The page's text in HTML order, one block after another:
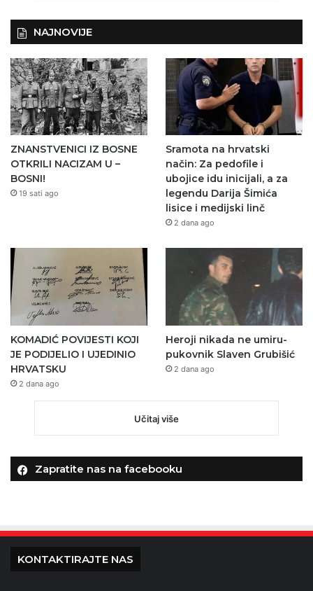
NAJNOVIJE
ZNANSTVENICI IZ BOSNE
OTKRILI NACIZAM U –
BOSNI!
19 sati ago
Sramota na hrvatski
način: Za pedofile i
ubojice idu inicijali, a za
legendu Darija Šimića
lisice i medijski linč
2 dana ago
KOMADIĆ POVIJESTI KOJI
JE PODIJELIO I UJEDINIO
HRVATSKU
2 dana ago
Heroji nikada ne umiru-
pukovnik Slaven Grubišić
2 dana ago
Učitaj više
Zapratite nas na facebooku
KONTAKTIRAJTE NAS